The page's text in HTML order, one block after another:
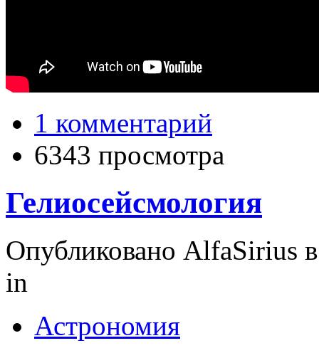
1 комментарий
6343 просмотра
Гелиосейсмология
Опубликовано AlfaSirius
in
Астрономия